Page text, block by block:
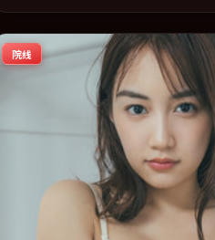
在叙事、表演与视听上力求统一。定于
线及主流平台同步亮相，2020 年度话
喜欢强情节与人物弧光的观众完整观看。
院线